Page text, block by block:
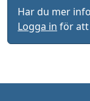
Har du mer
Logga in för att